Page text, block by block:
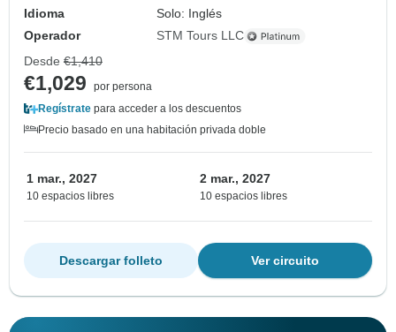
Idioma
Solo: Inglés
Operador
STM Tours LLC
Desde €1,410
€1,029
por persona
Regístrate para acceder a los descuentos
Precio basado en una habitación privada doble
1 mar., 2027
10 espacios libres
2 mar., 2027
10 espacios libres
Ver circuito
Descargar folleto